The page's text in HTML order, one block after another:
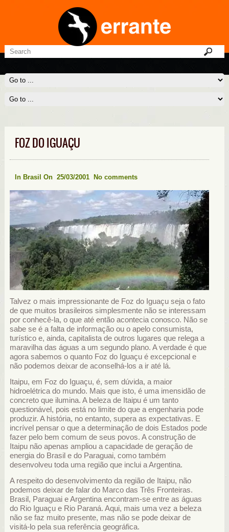
FOZ DO IGUAÇU
In Brasil On 25/03/2001 No comments
Talvez o mais impressionante de Foz do Iguaçu seja o fato
de que muitos brasileiros simplesmente não se interessam
por conhecê-la, o que até então acontecia conosco. Não se
sabe se é a falta de informação ou o apelo consumista,
turístico e, ainda, capitalista de outros lugares que relega a
maravilha das águas a um segundo plano. A verdade é que
agora sabemos o quanto Foz do Iguaçu é excepcional e
não podemos deixar de aconselhá-los a ir até lá.
Itaipu, em Foz do Iguaçu, é, sem dúvida, a maior
hidroelétrica do mundo. Mais que isto, é uma imensidão de
concreto que ilumina. A beleza de Itaipu é um tanto
questionável, pois está no limite do que a engenharia pode
produzir. A história, no entanto, supera as expectativas. E
incrível pensar o que a determinação de dois Estados pode
fazer pelo bem comum de seus povos. A construção de
Itaipu não apenas ampliou a capacidade de geração de
energia do Brasil e do Paraguai, como também
desenvolveu toda uma região que inclui a Argentina.
A respeito do desenvolvimento da região de Itaipu, não
podemos deixar de falar do Marco das Três Fronteiras.
Brasil, Paraguai e Argentina encontram-se entre as águas
do Rio Iguaçu e Rio Paraná. Aqui, mais uma vez a beleza
não se faz muito presente, mas não se pode deixar de
visitá-lo pela sua referência geográfica.